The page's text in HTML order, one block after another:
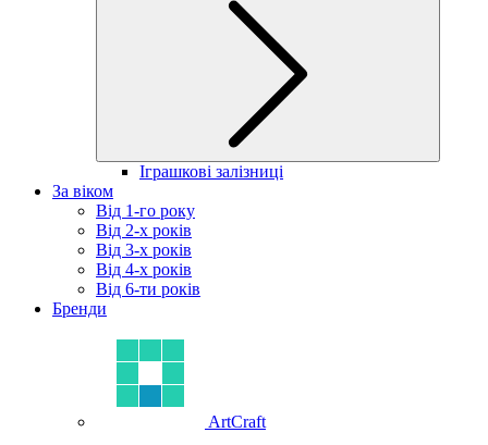
Іграшкові залізниці
За віком
Від 1-го року
Від 2-х років
Від 3-х років
Від 4-х років
Від 6-ти років
Бренди
ArtCraft